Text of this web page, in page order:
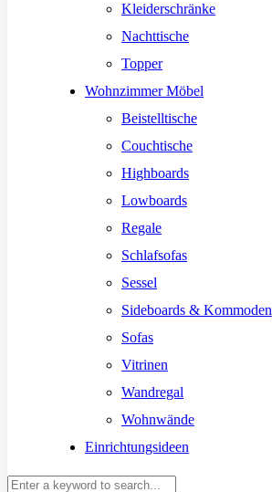
Kleiderschränke
Nachttische
Topper
Wohnzimmer Möbel
Beistelltische
Couchtische
Highboards
Lowboards
Regale
Schlafsofas
Sessel
Sideboards & Kommoden
Sofas
Vitrinen
Wandregal
Wohnwände
Einrichtungsideen